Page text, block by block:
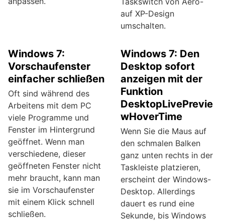
auf XP-Design
umschalten.
Windows 7:
Vorschaufenster
einfacher schließen
Oft sind während des
Arbeitens mit dem PC
viele Programme und
Fenster im Hintergrund
geöffnet. Wenn man
verschiedene, dieser
geöffneten Fenster nicht
mehr braucht, kann man
sie im Vorschaufenster
mit einem Klick schnell
schließen.
Windows 7: Den
Desktop sofort
anzeigen mit der
Funktion
DesktopLivePrevie
wHoverTime
Wenn Sie die Maus auf
den schmalen Balken
ganz unten rechts in der
Taskleiste platzieren,
erscheint der Windows-
Desktop. Allerdings
dauert es rund eine
Sekunde, bis Windows